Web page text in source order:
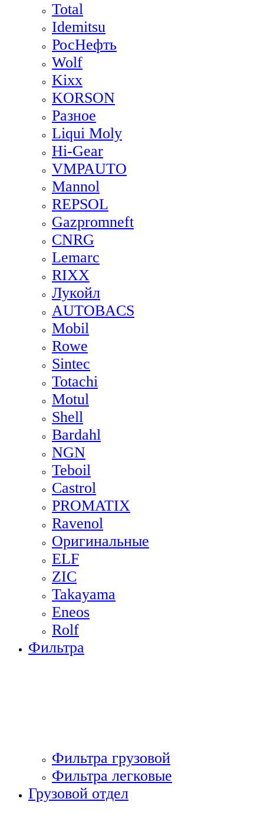
Total
Idemitsu
РосНефть
Wolf
Kixx
KORSON
Разное
Liqui Moly
Hi-Gear
VMPAUTO
Mannol
REPSOL
Gazpromneft
CNRG
Lemarc
RIXX
Лукойл
AUTOBACS
Mobil
Rowe
Sintec
Totachi
Motul
Shell
Bardahl
NGN
Teboil
Castrol
PROMATIX
Ravenol
Оригинальные
ELF
ZIC
Takayama
Eneos
Rolf
Фильтра
Фильтра грузовой
Фильтра легковые
Грузовой отдел